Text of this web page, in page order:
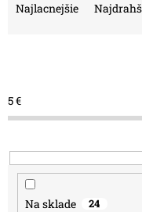
e
p
r
d
Najlacnejšie
5€
Na sklade 24